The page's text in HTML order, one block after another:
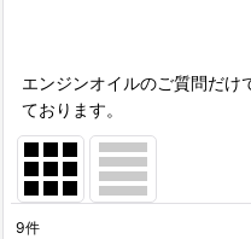
エンジンオイルのご質問だけ
ております。
9件